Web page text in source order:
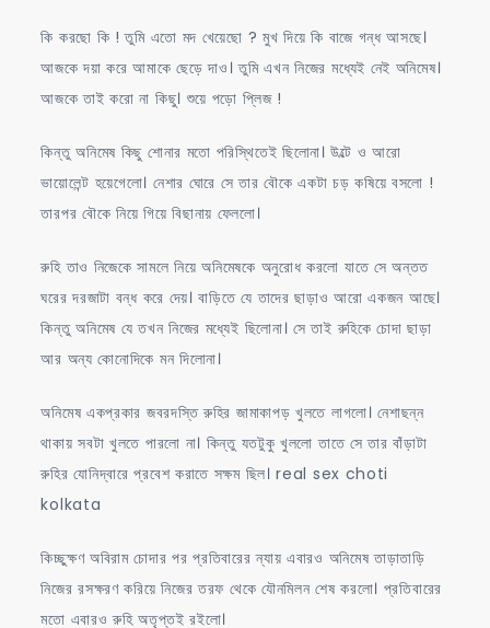
কি করছো কি ! তুমি এতো মদ খেয়েছো ? মুখ দিয়ে কি বাজে গন্ধ আসছে।
আজকে দয়া করে আমাকে ছেড়ে দাও। তুমি এখন নিজের মধ্যেই নেই অনিমেষ।
আজকে তাই করো না কিছু। শুয়ে পড়ো প্লিজ !
কিন্তু অনিমেষ কিছু শোনার মতো পরিস্থিতেই ছিলোনা। উল্টে ও আরো
ভায়োলেন্ট হয়েগেলো। নেশার ঘোরে সে তার বৌকে একটা চড় কষিয়ে বসলো !
তারপর বৌকে নিয়ে গিয়ে বিছানায় ফেললো।
রুহি তাও নিজেকে সামলে নিয়ে অনিমেষকে অনুরোধ করলো যাতে সে অন্তত
ঘরের দরজাটা বন্ধ করে দেয়। বাড়িতে যে তাদের ছাড়াও আরো একজন আছে।
কিন্তু অনিমেষ যে তখন নিজের মধ্যেই ছিলোনা। সে তাই রুহিকে চোদা ছাড়া
আর অন্য কোনোদিকে মন দিলোনা।
অনিমেষ একপ্রকার জবরদস্তি রুহির জামাকাপড় খুলতে লাগলো। নেশাছন্ন
থাকায় সবটা খুলতে পারলো না। কিন্তু যতটুকু খুললো তাতে সে তার বাঁড়াটা
রুহির যোনিদ্বারে প্রবেশ করাতে সক্ষম ছিল। real sex choti
kolkata
কিচ্ছুক্ষণ অবিরাম চোদার পর প্রতিবারের ন্যায় এবারও অনিমেষ তাড়াতাড়ি
নিজের রসক্ষরণ করিয়ে নিজের তরফ থেকে যৌনমিলন শেষ করলো। প্রতিবারের
মতো এবারও রুহি অতৃপ্তই রইলো।